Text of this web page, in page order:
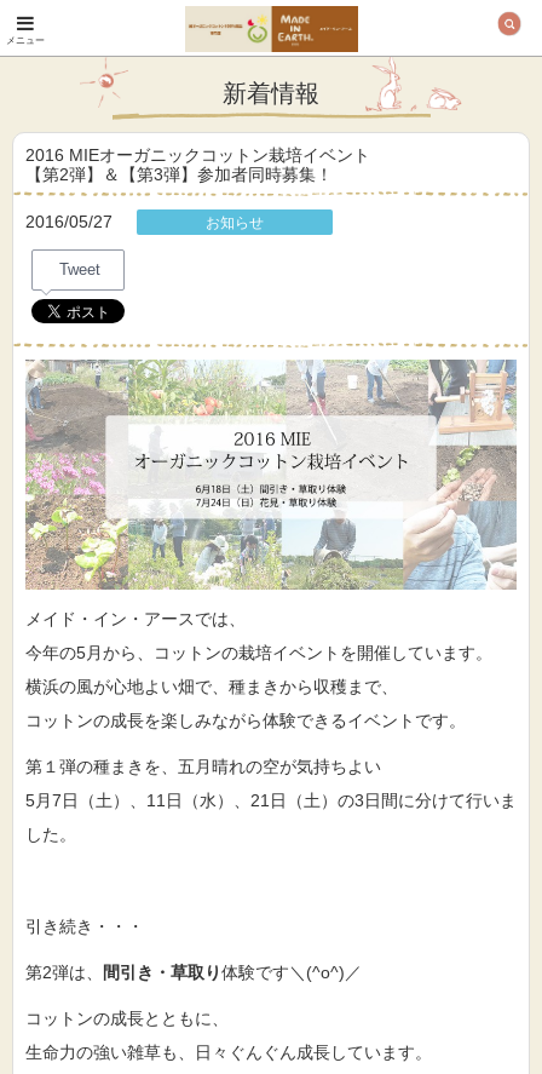
オーガニックコットン
製品と布ナプキン メ
イド・イン・アース
メニュー
新着情報
2016 MIEオーガニックコットン栽培イベント
【第2弾】＆【第3弾】参加者同時募集！
2016/05/27 お知らせ
Tweet
メイド・イン・アースでは、
今年の5月から、コットンの栽培イベントを開催しています。
横浜の風が心地よい畑で、種まきから収穫まで、
コットンの成長を楽しみながら体験できるイベントです。
第１弾の種まきを、五月晴れの空が気持ちよい
5月7日（土）、11日（水）、21日（土）の3日間に分けて行いま
した。
引き続き・・・
第2弾は、 間引き・草取り体験です＼(^o^)／
コットンの成長とともに、
生命力の強い雑草も、日々ぐんぐん成長しています。